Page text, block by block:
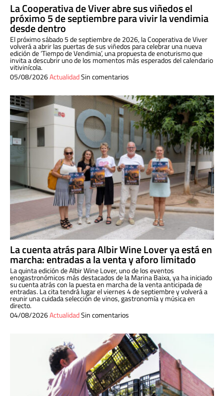
La Cooperativa de Viver abre sus viñedos el
próximo 5 de septiembre para vivir la vendimia
desde dentro
El próximo sábado 5 de septiembre de 2026, la Cooperativa de Viver
volverá a abrir las puertas de sus viñedos para celebrar una nueva
edición de ‘Tiempo de Vendimia’, una propuesta de enoturismo que
invita a descubrir uno de los momentos más esperados del calendario
vitivinícola.
05/08/2026ActualidadSin comentarios
La cuenta atrás para Albir Wine Lover ya está en
marcha: entradas a la venta y aforo limitado
La quinta edición de Albir Wine Lover, uno de los eventos
enogastronómicos más destacados de la Marina Baixa, ya ha iniciado
su cuenta atrás con la puesta en marcha de la venta anticipada de
entradas. La cita tendrá lugar el viernes 4 de septiembre y volverá a
reunir una cuidada selección de vinos, gastronomía y música en
directo.
04/08/2026ActualidadSin comentarios